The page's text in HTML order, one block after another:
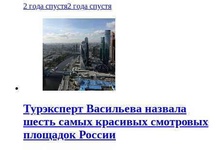
2 года спустя2 года спустя
Турэксперт Васильева назвала
шесть самых красивых смотровых
площадок России